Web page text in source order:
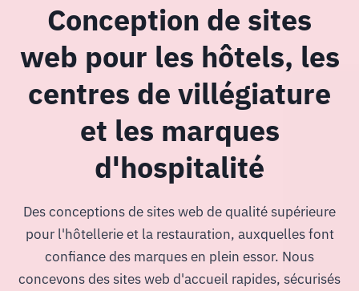
Conception de sites
web pour les hôtels, les
centres de villégiature
et les marques
d'hospitalité
Des conceptions de sites web de qualité supérieure
pour l'hôtellerie et la restauration, auxquelles font
confiance des marques en plein essor. Nous
concevons des sites web d'accueil rapides, sécurisés